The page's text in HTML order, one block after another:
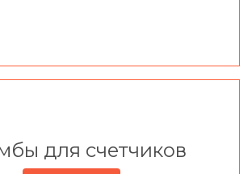
для счетчиков